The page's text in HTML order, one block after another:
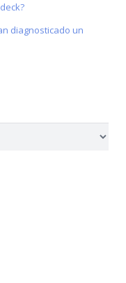
diagnosticado un